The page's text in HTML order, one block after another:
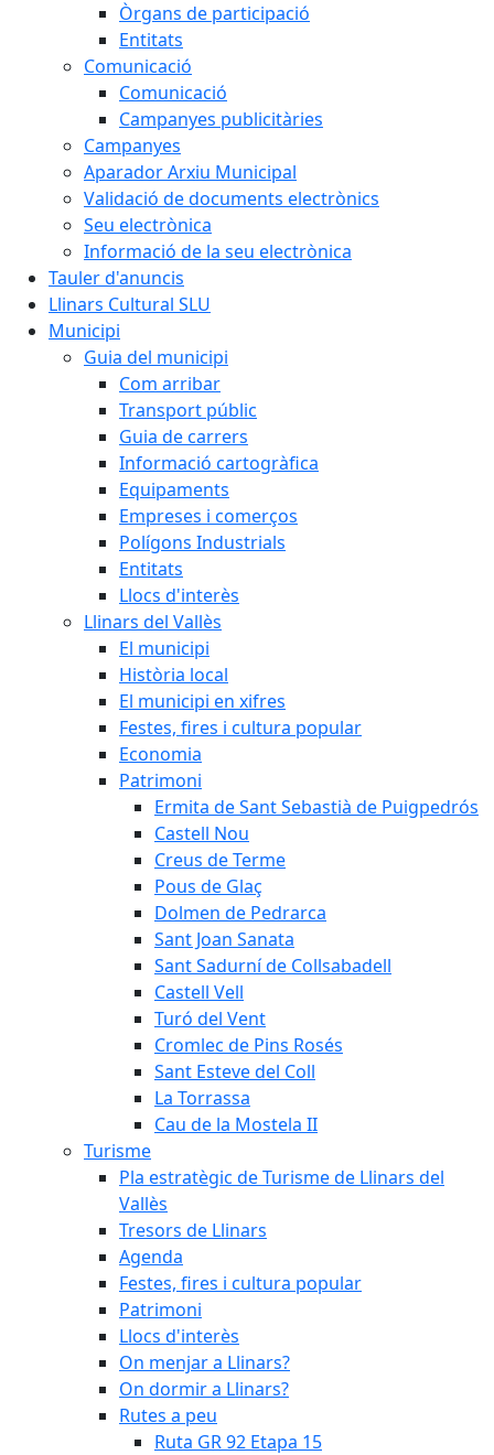
Òrgans de participació
Entitats
Comunicació
Comunicació
Campanyes publicitàries
Campanyes
Aparador Arxiu Municipal
Validació de documents electrònics
Seu electrònica
Informació de la seu electrònica
Tauler d'anuncis
Llinars Cultural SLU
Municipi
Guia del municipi
Com arribar
Transport públic
Guia de carrers
Informació cartogràfica
Equipaments
Empreses i comerços
Polígons Industrials
Entitats
Llocs d'interès
Llinars del Vallès
El municipi
Història local
El municipi en xifres
Festes, fires i cultura popular
Economia
Patrimoni
Ermita de Sant Sebastià de Puigpedrós
Castell Nou
Creus de Terme
Pous de Glaç
Dolmen de Pedrarca
Sant Joan Sanata
Sant Sadurní de Collsabadell
Castell Vell
Turó del Vent
Cromlec de Pins Rosés
Sant Esteve del Coll
La Torrassa
Cau de la Mostela II
Turisme
Pla estratègic de Turisme de Llinars del
Vallès
Tresors de Llinars
Agenda
Festes, fires i cultura popular
Patrimoni
Llocs d'interès
On menjar a Llinars?
On dormir a Llinars?
Rutes a peu
Ruta GR 92 Etapa 15